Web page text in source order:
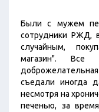
Были с мужем
сотрудники РЖД,
случайным,
магазин". Все
съедали иногда
несмотря на
печенью, за